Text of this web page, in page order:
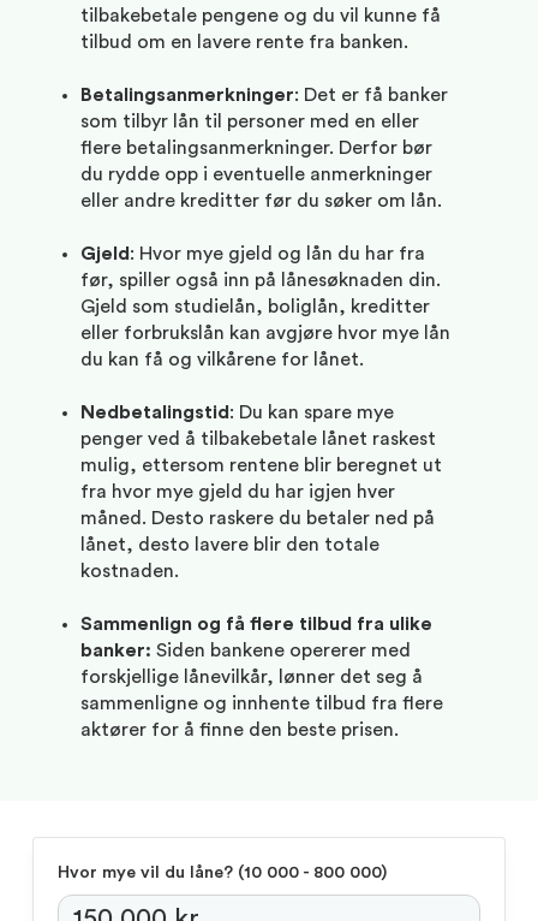
tilbakebetale pengene og du vil kunne få
tilbud om en lavere rente fra banken.
Betalingsanmerkninger: Det er få banker
som tilbyr lån til personer med en eller
flere betalingsanmerkninger. Derfor bør
du rydde opp i eventuelle anmerkninger
eller andre kreditter før du søker om lån.
Gjeld : Hvor mye gjeld og lån du har fra
før, spiller også inn på lånesøknaden din.
Gjeld som studielån, boliglån, kreditter
eller forbrukslån kan avgjøre hvor mye lån
du kan få og vilkårene for lånet.
Nedbetalingstid : Du kan spare mye
penger ved å tilbakebetale lånet raskest
mulig, ettersom rentene blir beregnet ut
fra hvor mye gjeld du har igjen hver
måned. Desto raskere du betaler ned på
lånet, desto lavere blir den totale
kostnaden.
Sammenlign og få flere tilbud fra ulike
banker:Siden bankene opererer med
forskjellige lånevilkår, lønner det seg å
sammenligne og innhente tilbud fra flere
aktører for å finne den beste prisen.
Hvor mye vil du låne? (‍10 000 - 800 000)